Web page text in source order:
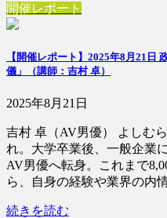
開催レポート
【開催レポート】2025年8月21日
儀」（講師：吉村 卓）
2025年8月21日
吉村 卓（AV男優） よしむ
れ。大学卒業後、一般企業
AV男優へ転身。これまで
ら、自身の経験や業界の内
続きを読む